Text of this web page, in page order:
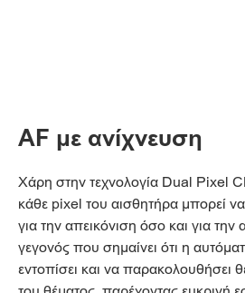
AF με ανίχνευση
Χάρη στην τεχνολογία Dual Pixel
κάθε pixel του αισθητήρα μπορεί
για την απεικόνιση όσο και για την
γεγονός που σημαίνει ότι η
εντοπίσει και να παρακολουθήσει